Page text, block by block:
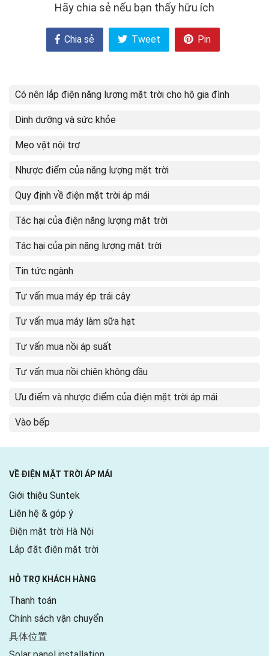
Hãy chia sẻ nếu bạn thấy hữu ích
Chia sẻ Tweet Pin
Có nên lắp điện năng lượng mặt trời cho hộ gia đình
Dinh dưỡng và sức khỏe
Mẹo vặt nội trợ
Nhược điểm của năng lượng mặt trời
Quy định về điện mặt trời áp mái
Tác hại của điện năng lượng mặt trời
Tác hại của pin năng lượng mặt trời
Tin tức ngành
Tư vấn mua máy ép trái cây
Tư vấn mua máy làm sữa hạt
Tư vấn mua nồi áp suất
Tư vấn mua nồi chiên không dầu
Ưu điểm và nhược điểm của điện mặt trời áp mái
Vào bếp
VỀ ĐIỆN MẶT TRỜI ÁP MÁI
Giới thiệu Suntek
Liên hệ & góp ý
Điện mặt trời Hà Nội
Lắp đặt điện mặt trời
HỖ TRỢ KHÁCH HÀNG
Thanh toán
Chính sách vận chuyển
具体位置